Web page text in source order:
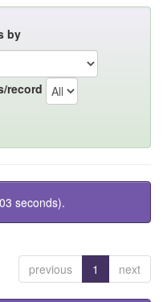
by
record
seconds).
previous 1 next